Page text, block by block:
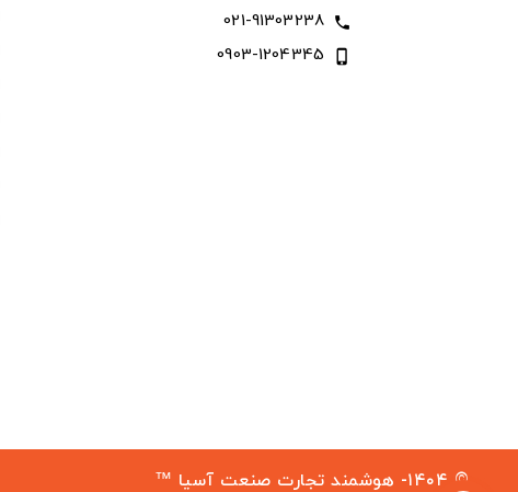
call
021-91303238
phone_iphone
0903-1204345
© ۱۴۰۴- هوشمند تجارت صنعت آسیا ™